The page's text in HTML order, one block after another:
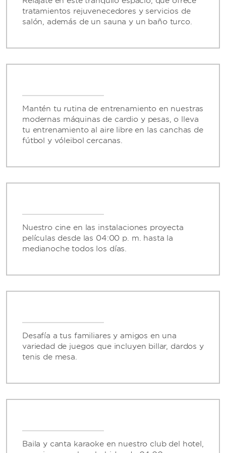
tratamientos rejuvenecedores y servicios de
salón, además de un sauna y un baño turco.
Mantén tu rutina de entrenamiento en nuestras
modernas máquinas de cardio y pesas, o lleva
tu entrenamiento al aire libre en las canchas de
fútbol y vóleibol cercanas.
Nuestro cine en las instalaciones proyecta
películas desde las 04:00 p. m. hasta la
medianoche todos los días.
Desafía a tus familiares y amigos en una
variedad de juegos que incluyen billar, dardos y
tenis de mesa.
Baila y canta karaoke en nuestro club del hotel,